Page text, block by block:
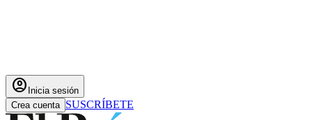
account_circle Inicia sesión
Crea cuenta SUSCRÍBETE